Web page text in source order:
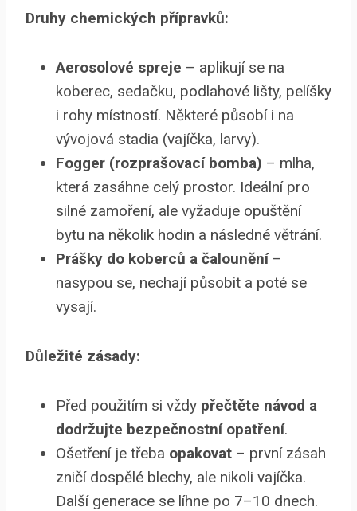
Druhy chemických přípravků:
Aerosolové spreje – aplikují se na
koberec, sedačku, podlahové lišty, pelíšky
i rohy místností. Některé působí i na
vývojová stadia (vajíčka, larvy).
Fogger (rozprašovací bomba) – mlha,
která zasáhne celý prostor. Ideální pro
silné zamoření, ale vyžaduje opuštění
bytu na několik hodin a následné větrání.
Prášky do koberců a čalounění–
nasypou se, nechají působit a poté se
vysají.
Důležité zásady:
Před použitím si vždy přečtěte návod a
dodržujte bezpečnostní opatření.
Ošetření je třeba opakovat – první zásah
zničí dospělé blechy, ale nikoli vajíčka.
Další generace se líhne po 7–10 dnech.